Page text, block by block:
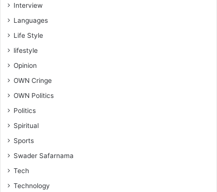
Interview
Languages
Life Style
lifestyle
Opinion
OWN Cringe
OWN Politics
Politics
Spiritual
Sports
Swader Safarnama
Tech
Technology